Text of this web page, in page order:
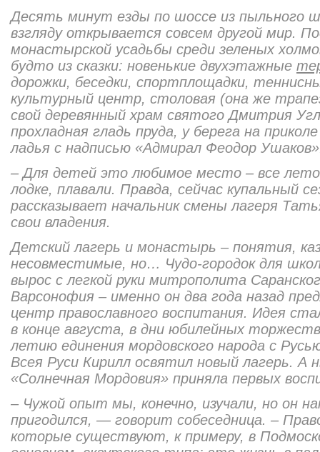
Десять минут езды по шоссе из пыльного
взгляду открывается совсем другой мир.
монастырской усадьбы среди зеленых
будто из сказки: новенькие двухэтажные
дорожки, беседки, спортплощадки,
культурный центр, столовая (она же
свой деревянный храм святого Дмитрия
прохладная гладь пруда, у берега на
ладья с надписью «Адмирал Феодор
– Для детей это любимое место – все лето
лодке, плавали. Правда, сейчас купальный
рассказывает начальник смены лагеря
свои владения.
Детский лагерь и монастырь – понятия,
несовместимые, но… Чудо-городок для
вырос с легкой руки митрополита
Варсонофия – именно он два года назад
центр православного воспитания. Идея
в конце августа, в дни юбилейных
летию единения мордовского народа с
Всея Руси Кирилл освятил новый лагерь.
«Солнечная Мордовия» приняла первых
– Чужой опыт мы, конечно, изучали, но он
пригодился, — говорит собеседница. –
которые существуют, к примеру, в